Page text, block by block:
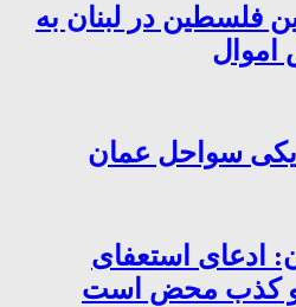
فلسطین در لبنان به
اموال
سواحل عمان
ادعای استعفای
و کذب محض است